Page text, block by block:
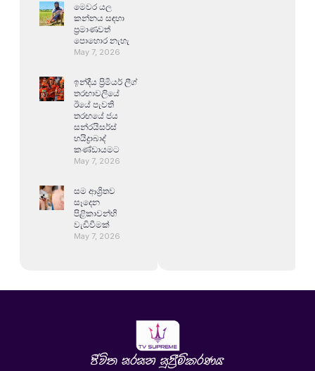
මෙවර යල
කන්නය සඳහා
ප්‍රමාණවත්
පොහොර නැහැ
May 7, 2026
ඉන්දීය ප්‍රිමියර් ලීග්
තරඟාවලියේ
ඊයේ පැවති
තරඟයේ ජය
සන්රයිසර්ස්
හයිද්‍රාබාද්
කණ්ඩායමට
May 7, 2026
සම ආශ්‍රිතව
සෑදෙන
පිළිකාවන්හි
වැඩිවීමක්
May 7, 2026